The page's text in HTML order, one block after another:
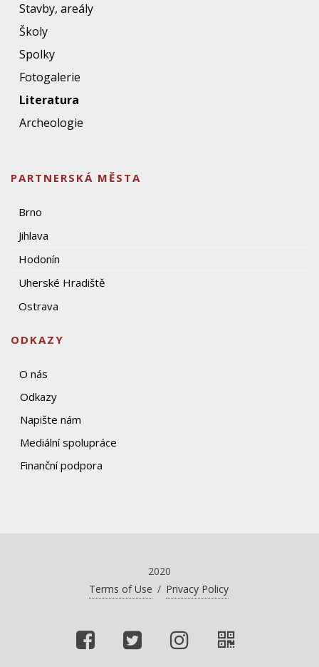
Stavby, areály
Školy
Spolky
Fotogalerie
Literatura
Archeologie
PARTNERSKÁ MĚSTA
Brno
Jihlava
Hodonín
Uherské Hradiště
Ostrava
ODKAZY
O nás
Odkazy
Napište nám
Mediální spolupráce
Finanční podpora
2020
Terms of Use / Privacy Policy